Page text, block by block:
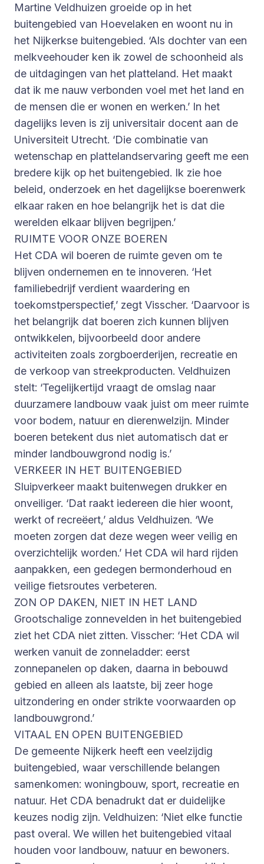
Martine Veldhuizen groeide op in het
buitengebied van Hoevelaken en woont nu in
het Nijkerkse buitengebied. ‘Als dochter van een
melkveehouder ken ik zowel de schoonheid als
de uitdagingen van het platteland. Het maakt
dat ik me nauw verbonden voel met het land en
de mensen die er wonen en werken.’ In het
dagelijks leven is zij universitair docent aan de
Universiteit Utrecht. ‘Die combinatie van
wetenschap en plattelandservaring geeft me een
bredere kijk op het buitengebied. Ik zie hoe
beleid, onderzoek en het dagelijkse boerenwerk
elkaar raken en hoe belangrijk het is dat die
werelden elkaar blijven begrijpen.’
RUIMTE VOOR ONZE BOEREN
Het CDA wil boeren de ruimte geven om te
blijven ondernemen en te innoveren. ‘Het
familiebedrijf verdient waardering en
toekomstperspectief,’ zegt Visscher. ‘Daarvoor is
het belangrijk dat boeren zich kunnen blijven
ontwikkelen, bijvoorbeeld door andere
activiteiten zoals zorgboerderijen, recreatie en
de verkoop van streekproducten. Veldhuizen
stelt: ‘Tegelijkertijd vraagt de omslag naar
duurzamere landbouw vaak juist om meer ruimte
voor bodem, natuur en dierenwelzijn. Minder
boeren betekent dus niet automatisch dat er
minder landbouwgrond nodig is.’
VERKEER IN HET BUITENGEBIED
Sluipverkeer maakt buitenwegen drukker en
onveiliger. ‘Dat raakt iedereen die hier woont,
werkt of recreëert,’ aldus Veldhuizen. ‘We
moeten zorgen dat deze wegen weer veilig en
overzichtelijk worden.’ Het CDA wil hard rijden
aanpakken, een gedegen bermonderhoud en
veilige fietsroutes verbeteren.
ZON OP DAKEN, NIET IN HET LAND
Grootschalige zonnevelden in het buitengebied
ziet het CDA niet zitten. Visscher: ‘Het CDA wil
werken vanuit de zonneladder: eerst
zonnepanelen op daken, daarna in bebouwd
gebied en alleen als laatste, bij zeer hoge
uitzondering en onder strikte voorwaarden op
landbouwgrond.’
VITAAL EN OPEN BUITENGEBIED
De gemeente Nijkerk heeft een veelzijdig
buitengebied, waar verschillende belangen
samenkomen: woningbouw, sport, recreatie en
natuur. Het CDA benadrukt dat er duidelijke
keuzes nodig zijn. Veldhuizen: ‘Niet elke functie
past overal. We willen het buitengebied vitaal
houden voor landbouw, natuur en bewoners.